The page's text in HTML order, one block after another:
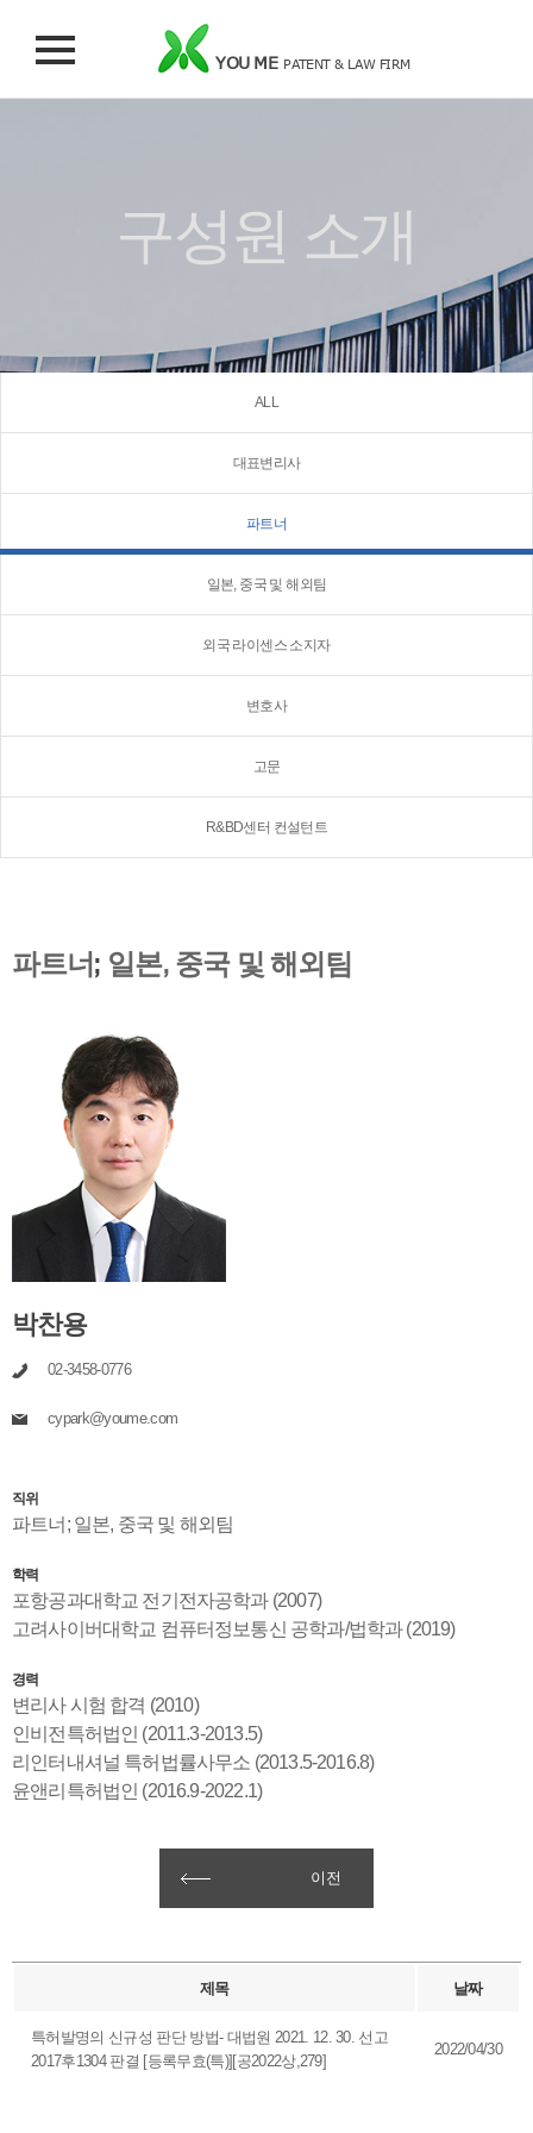
YOU ME PATENT & LAW FIRM
구성원 소개
ALL
대표변리사
파트너
일본, 중국 및 해외팀
외국 라이센스 소지자
변호사
고문
R&BD센터 컨설턴트
파트너; 일본, 중국 및 해외팀
박찬용
02-3458-0776
cypark@youme.com
직위
파트너; 일본, 중국 및 해외팀
학력
포항공과대학교 전기전자공학과 (2007)
고려사이버대학교 컴퓨터정보통신 공학과/법학과 (2019)
경력
변리사 시험 합격 (2010)
인비전특허법인 (2011.3-2013.5)
리인터내셔널 특허법률사무소 (2013.5-2016.8)
윤앤리특허법인 (2016.9-2022.1)
이전
제목 날짜
특허발명의 신규성 판단 방법- 대법원 2021. 12. 30. 선고
2017후1304 판결 [등록무효(특)][공2022상,279]
2022/04/30